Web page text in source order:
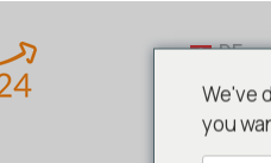
DE
We've
you